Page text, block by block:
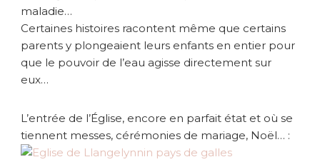
maladie…
Certaines histoires racontent même que certains
parents y plongeaient leurs enfants en entier pour
que le pouvoir de l’eau agisse directement sur
eux…
L’entrée de l’Église, encore en parfait état et où se
tiennent messes, cérémonies de mariage, Noël… :